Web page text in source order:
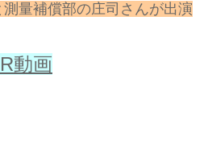
量補償部の庄司さんが出演
動画